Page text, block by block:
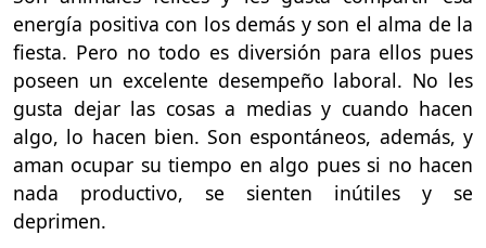
energía positiva con los demás y son el alma de la
fiesta. Pero no todo es diversión para ellos pues
poseen un excelente desempeño laboral. No les
gusta dejar las cosas a medias y cuando hacen
algo, lo hacen bien. Son espontáneos, además, y
aman ocupar su tiempo en algo pues si no hacen
nada productivo, se sienten inútiles y se
deprimen.